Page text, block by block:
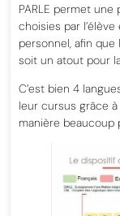
PARLE permet
choisies par
personnel, afin
soit un atout pour
C’est bien 4
leur cursus grâce
manière beaucoup